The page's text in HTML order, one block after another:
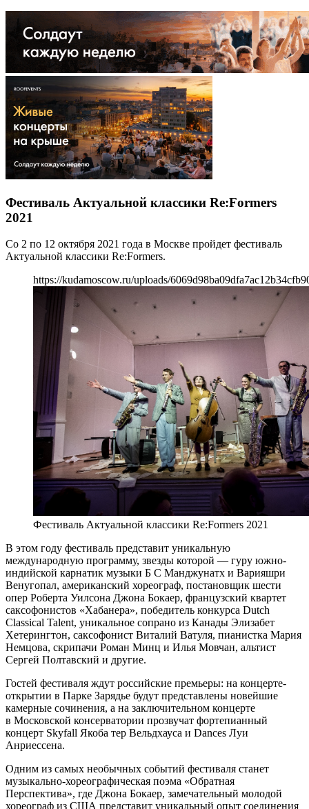
Фестиваль Актуальной классики Re:Formers
2021
Со 2 по 12 октября 2021 года в Москве пройдет фестиваль
Актуальной классики Re:Formers.
https://kudamoscow.ru/uploads/
Фестиваль Актуальной классики Re:Formers 2021
В этом году фестиваль представит уникальную
международную программу, звезды которой — гуру южно-
индийской карнатик музыки Б С Манджунатх и Варияшри
Венугопал, американский хореограф, постановщик шести
опер Роберта Уилсона Джона Бокаер, французский квартет
саксофонистов «Хабанера», победитель конкурса Dutch
Classical Talent, уникальное сопрано из Канады Элизабет
Хетерингтон, саксофонист Виталий Ватуля, пианистка Мария
Немцова, скрипачи Роман Минц и Илья Мовчан, альтист
Сергей Полтавский и другие.
Гостей фестиваля ждут российские премьеры: на концерте-
открытии в Парке Зарядье будут представлены новейшие
камерные сочинения, а на заключительном концерте
в Московской консерватории прозвучат фортепианный
концерт Skyfall Якоба тер Вельдхауса и Dances Луи
Анриессена.
Одним из самых необычных событий фестиваля станет
музыкально-хореографическая поэма «Обратная
Перспектива», где Джона Бокаер, замечательный молодой
хореограф из США представит уникальный опыт соединения